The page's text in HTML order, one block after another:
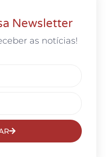
Newsletter
as notícias!